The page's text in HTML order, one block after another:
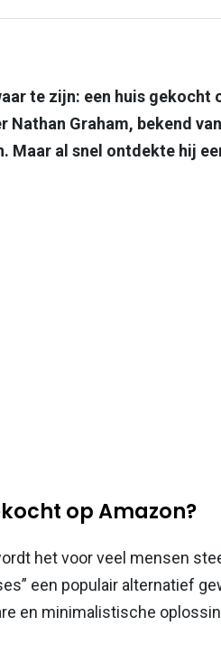
te zijn: een huis gekocht
Nathan Graham, bekend
Maar al snel ontdekte hij
op Amazon?
het voor veel mensen
een populair alternatief
en minimalistische